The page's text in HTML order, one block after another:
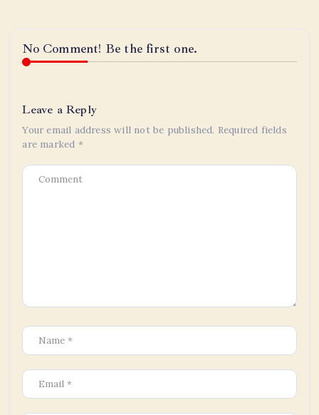
No Comment! Be the first one.
Leave a Reply
Your email address will not be published. Required fields
are marked *